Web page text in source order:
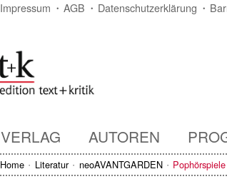
Impressum AGB Datenschutzerklärung
VERLAG AUTOREN
Home Literatur neoAVANTGARDEN Pophörspiele